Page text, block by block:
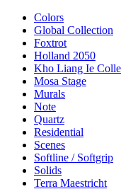
Colors
Global Collection
Foxtrot
Holland 2050
Kho Liang Ie
Mosa Stage
Murals
Note
Quartz
Residential
Scenes
Softline / Softgrip
Solids
Terra Maestricht